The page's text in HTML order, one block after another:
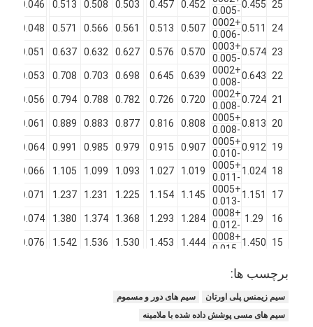
25
0.455
0.452
0.457
0.503
0.508
0.513
0.046
-0.005
24
0.511
+0002
0.507
0.513
0.561
0.566
0.571
0.048
-0.006
23
0.574
+0003
0.570
0.576
0.627
0.632
0.637
0.051
-0.005
22
0.643
+0002
0.639
0.645
0.698
0.703
0.708
0.053
-0.008
21
0.724
+0002
0.720
0.726
0.782
0.788
0.794
0.056
-0.008
20
0.813
+0005
0.808
0.816
0.877
0.883
0.889
0.061
-0.008
19
0.912
+0005
0.907
0.915
0.979
0.985
0.991
0.064
-0.010
18
1.024
+0005
1.019
1.027
1.093
1.099
1.105
0.066
-0.011
17
1.151
+0005
1.145
1.154
1.225
1.231
1.237
0.071
-0.013
16
1.29
+0008
1.284
1.293
1.368
1.374
1.380
0.074
-0.012
15
1.450
+0008
1.444
1.453
1.530
1.536
1.542
0.076
-0.015
-0.018
12
2.052
2.044
2.056
-0.02
برچسب ها:
سیم زیمنس پلی اورتان
سیم های دور و مسموم
سیم های مسی پوشش داده شده با ملامینه